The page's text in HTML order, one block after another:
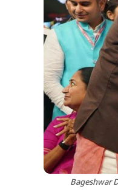
Bageshwar